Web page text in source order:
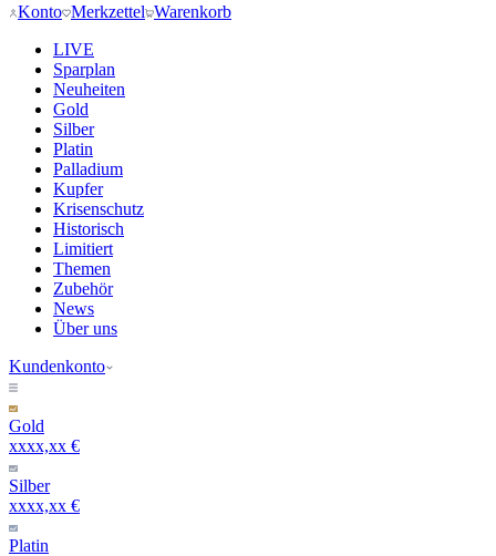
Konto Merkzettel Warenkorb
LIVE
Sparplan
Neuheiten
Gold
Silber
Platin
Palladium
Kupfer
Krisenschutz
Historisch
Limitiert
Themen
Zubehör
News
Über uns
Kundenkonto
Gold
xxxx,xx €
Silber
xxxx,xx €
Platin